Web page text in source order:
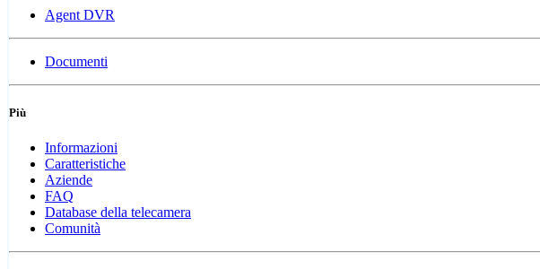
Agent DVR
Documenti
Più
Informazioni
Caratteristiche
Aziende
FAQ
Database della telecamera
Comunità